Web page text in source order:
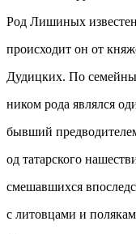
Род Лишиных
происходит он от
Дудицких. По
ником рода являлся
бывший
од татарского
смешавшихся
с литовцами и